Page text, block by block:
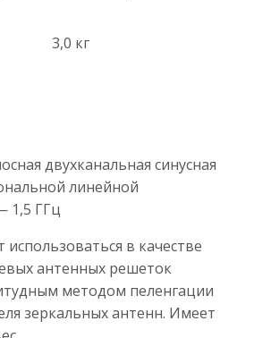
3,0 кг
двухканальная синусная
линейной
1,5 ГГц
в качестве
антенных решеток
методом пеленгации
зеркальных антенн. Имеет